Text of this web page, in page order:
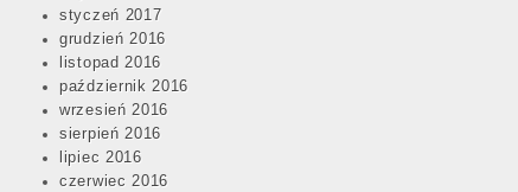
styczeń 2017
grudzień 2016
listopad 2016
październik 2016
wrzesień 2016
sierpień 2016
lipiec 2016
czerwiec 2016